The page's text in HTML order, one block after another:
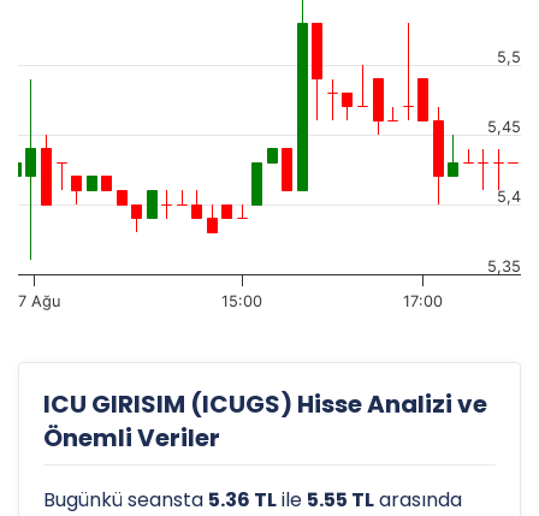
7 Ağu 15:00 17:00
5,35
5,4
5,45
5,5
ICU GIRISIM (ICUGS) Hisse Analizi ve
Önemli Veriler
Bugünkü seansta 5.36 TLile 5.55 TLarasında